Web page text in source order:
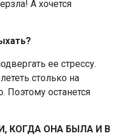
А хочется
ее стрессу.
столько на
Поэтому останется
КОГДА ОНА БЫЛА И В